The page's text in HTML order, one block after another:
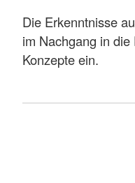
Die Erkenntnisse
im Nachgang in
Konzepte ein.